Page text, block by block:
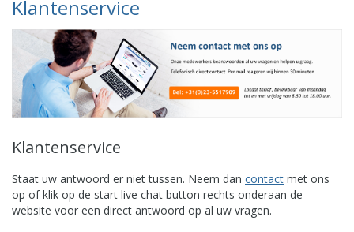
Klantenservice
Klantenservice
Staat uw antwoord er niet tussen. Neem dan contact met ons
op of klik op de start live chat button rechts onderaan de
website voor een direct antwoord op al uw vragen.